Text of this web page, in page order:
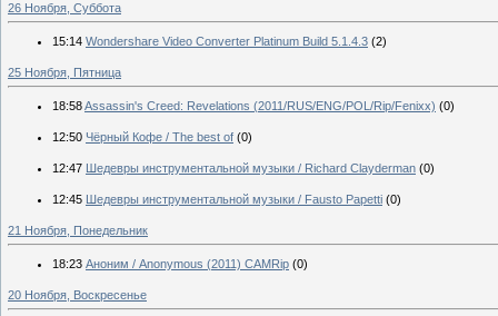
26 Ноября, Суббота
15:14 Wondershare Video Converter Platinum Build 5.1.4.3 (2)
25 Ноября, Пятница
18:58Assassin's Creed: Revelations (2011/RUS/ENG/POL/Rip/Fenixx) (0)
12:50 Чёрный Кофе / The best of (0)
12:47 Шедевры инструментальной музыки / Richard Clayderman (0)
12:45 Шедевры инструментальной музыки / Fausto Papetti (0)
21 Ноября, Понедельник
18:23 Аноним / Anonymous (2011) CAMRip (0)
20 Ноября, Воскресенье